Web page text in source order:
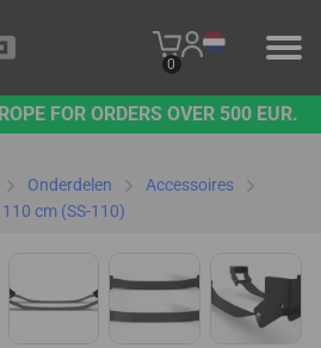
0
FOR ORDERS OVER 500 EUR.
Onderdelen
Accessoires
cm (SS-110)